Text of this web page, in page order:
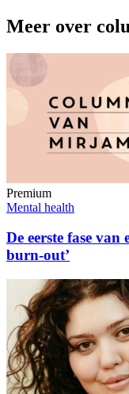
Meer over
Premium
Mental health
De eerste fase
burn-out’